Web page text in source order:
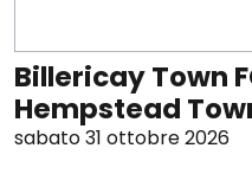
Billericay Town
Hempstead
sabato 31 ottobre 2026